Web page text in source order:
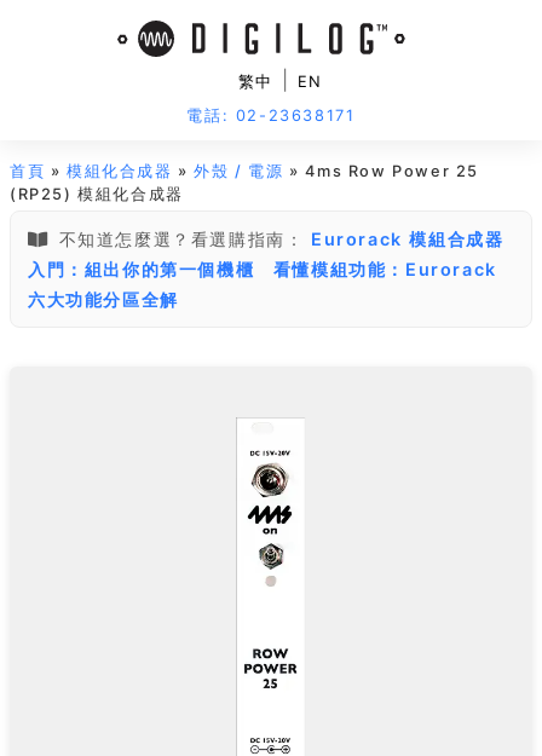
繁中
EN
電話: 02-23638171
首頁 »模組化合成器 »外殼 / 電源 » 4ms Row Power 25
(RP25) 模組化合成器
不知道怎麼選？看選購指南：
Eurorack 模組合成器
入門：組出你的第一個機櫃
看懂模組功能：Eurorack
六大功能分區全解